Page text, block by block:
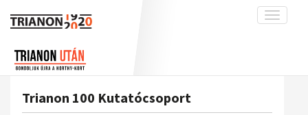
Toggle
interpretációk
Munkatársaink
Trianon 100 Kutatócsoport